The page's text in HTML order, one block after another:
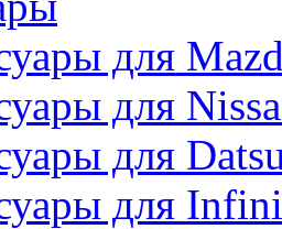
для
для
для
для